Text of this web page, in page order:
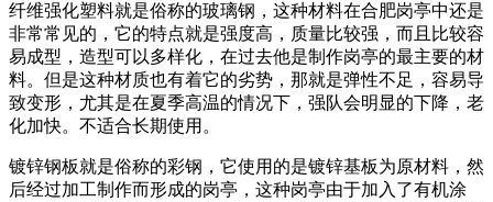
纤维强化塑料就是俗称的玻璃钢，这种材料在合肥岗亭中还是
非常常见的，它的特点就是强度高，质量比较强，而且比较容
易成型，造型可以多样化，在过去他是制作岗亭的最主要的材
料。但是这种材质也有着它的劣势，那就是弹性不足，容易导
致变形，尤其是在夏季高温的情况下，强队会明显的下降，老
化加快。不适合长期使用。
镀锌钢板就是俗称的彩钢，它使用的是镀锌基板为原材料，然
后经过加工制作而形成的岗亭，这种岗亭由于加入了有机涂